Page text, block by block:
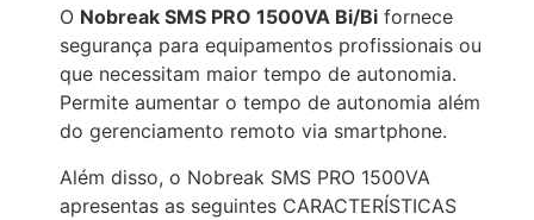
O Nobreak SMS PRO 1500VA Bi/Bi fornece
segurança para equipamentos profissionais ou
que necessitam maior tempo de autonomia.
Permite aumentar o tempo de autonomia além
do gerenciamento remoto via smartphone.
Além disso, o Nobreak SMS PRO 1500VA
apresentas as seguintes CARACTERÍSTICAS